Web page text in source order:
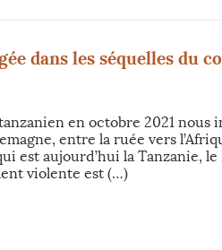
dans les séquelles du
en octobre 2021 nous
entre la ruée vers
est aujourd’hui la Tanzanie,
violente est (…)